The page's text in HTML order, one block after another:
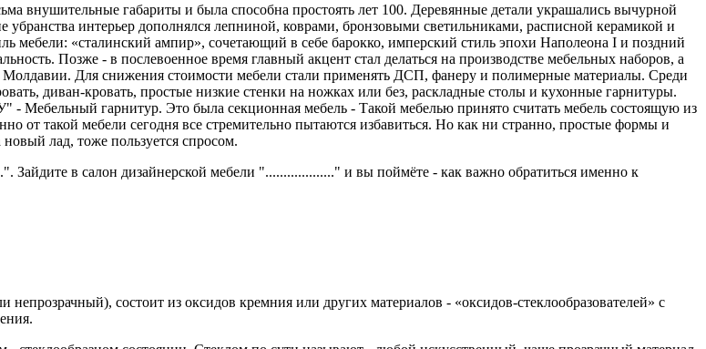
внушительные габариты и была способна простоять лет 100. Деревянные детали украшались вычурной
интерьер дополнялся лепниной, коврами, бронзовыми светильниками, расписной керамикой и
мебели: «сталинский ампир», сочетающий в себе барокко, имперский стиль эпохи Наполеона I и поздний
Позже - в послевоенное время главный акцент стал делаться на производстве мебельных наборов, а
Для снижения стоимости мебели стали применять ДСП, фанеру и полимерные материалы. Среди
диван-кровать, простые низкие стенки на ножках или без, раскладные столы и кухонные гарнитуры.
Мебельный гарнитур. Это была секционная мебель - Такой мебелью принято считать мебель состоящую из
от такой мебели сегодня все стремительно пытаются избавиться. Но как ни странно, простые формы и
лад, тоже пользуется спросом.
в салон дизайнерской мебели "..................." и вы поймёте - как важно обратиться именно к
состоит из оксидов кремния или других материалов - «оксидов-стеклообразователей» с